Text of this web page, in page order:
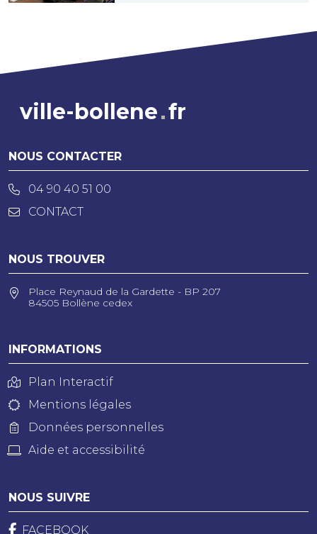
ville-bollene fr
NOUS CONTACTER
04 90 40 51 00
CONTACT
NOUS TROUVER
Place Reynaud de la Gardette - BP 207
84505 Bollène cedex
INFORMATIONS
Plan Interactif
Mentions légales
Données personnelles
Aide et accessibilité
NOUS SUIVRE
FACEBOOK